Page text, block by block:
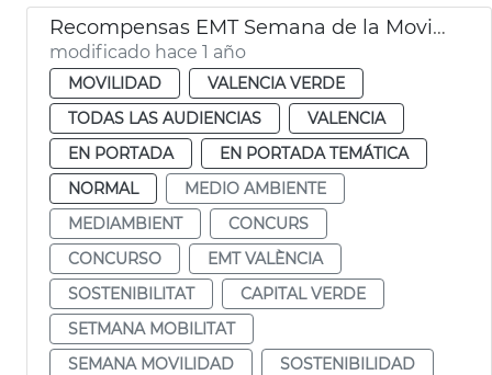
Recompensas EMT Semana de la Movilidad
modificado hace 1 año
MOVILIDAD
VALENCIA VERDE
TODAS LAS AUDIENCIAS
VALENCIA
EN PORTADA
EN PORTADA TEMÁTICA
NORMAL
MEDIO AMBIENTE
MEDIAMBIENT
CONCURS
CONCURSO
EMT VALÈNCIA
SOSTENIBILITAT
CAPITAL VERDE
SETMANA MOBILITAT
SEMANA MOVILIDAD
SOSTENIBILIDAD